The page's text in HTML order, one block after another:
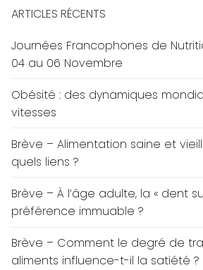
ARTICLES RÉCENTS
Journées Francophones de
04 au 06 Novembre
Obésité : des dynamiques
vitesses
Brève – Alimentation saine et
quels liens ?
Brève – À l’âge adulte, la « dent
préférence immuable ?
Brève – Comment le degré de
aliments influence-t-il la satiété ?